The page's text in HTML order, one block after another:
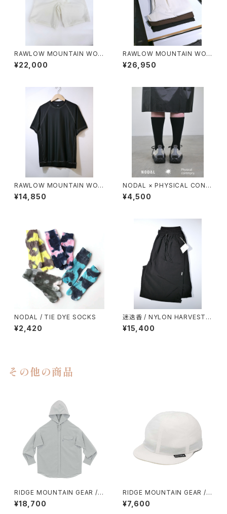
RAWLOW MOUNTAIN WOR
KS / HIKER GURKHA PANTS
¥22,000
RAWLOW MOUNTAIN WOR
KS / HIKER BAKER PANTS
¥26,950
RAWLOW MOUNTAIN WOR
KS / DAD LITE CREW
¥14,850
NODAL × PHYSICAL CONT
MPRY.
¥4,500
NODAL / TIE DYE SOCKS
¥2,420
迷迭香 / NYLON HARVEST L
OOSE SHORTS（2026）
¥15,400
その他の商品
RIDGE MOUNTAIN GEAR /
HOODED LONG SLEEVE SH
IRT（MEN）2026
¥18,700
RIDGE MOUNTAIN GEAR / B
ASIC CAP（2026）
¥7,600